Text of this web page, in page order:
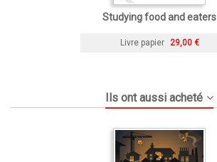
Studying food and eaters
Livre papier 29,00 €
Ils ont aussi acheté